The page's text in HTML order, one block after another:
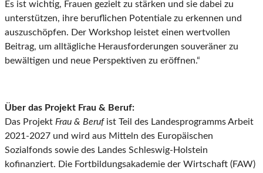
Es ist wichtig, Frauen gezielt zu stärken und sie dabei zu
unterstützen, ihre beruflichen Potentiale zu erkennen und
auszuschöpfen. Der Workshop leistet einen wertvollen
Beitrag, um alltägliche Herausforderungen souveräner zu
bewältigen und neue Perspektiven zu eröffnen.“
Über das Projekt Frau & Beruf:
Das Projekt Frau & Berufist Teil des Landesprogramms Arbeit
2021-2027 und wird aus Mitteln des Europäischen
Sozialfonds sowie des Landes Schleswig-Holstein
kofinanziert. Die Fortbildungsakademie der Wirtschaft (FAW)